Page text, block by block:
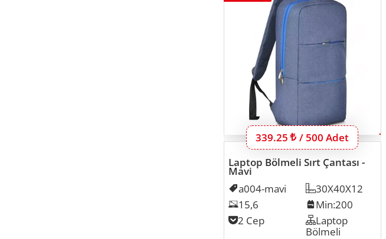
Bu ürünün 500 adet için fiyatı:
339.25 Lira
/ 500 Adet
Laptop Bölmeli Sırt Çantası -
Mavi
Kodu
a004-mavi Ölçü
30X40X12
Laptop Inch
15,6 Min. İmalat
Min:200
Cep Sayısı
2 Cep Organizer
Laptop
Bölmeli